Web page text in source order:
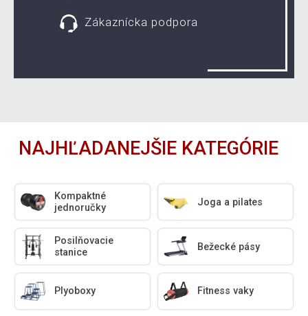
Zákaznícka podpora
NAJHĽADANEJŠIE KATEGÓRIE
Kompaktné
jednoručky
Joga a pilates
Posilňovacie
stanice
Bežecké pásy
Plyoboxy Fitness vaky